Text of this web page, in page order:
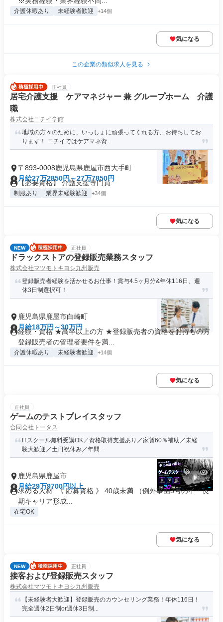
介護休暇あり 未経験者歓迎 +14個
気になる
この企業の類似求人を見る
正社員
居宅介護支援 ケアマネジャー 兼 グループホーム 介護
職
株式会社ニチイ学館
地域の方々のために、いっしょに頑張ってくれる方、お待ちしてお
ります！ ニチイではケアマネ資...
〒893-0008鹿児島県鹿屋市西大手町
月給27万2850円～27万7850円
【必要資格】 介護支援専門員
制服あり 業界未経験歓迎 +34個
気になる
NEW 正社員
ドラックストアの登録販売業務スタッフ
株式会社マツモトキヨシ九州販売
登録販売者経験を活かせるお仕事！賞与4.5ヶ月分&年休116日、週
休3日制選択可！
鹿児島県鹿屋市白崎町
月給18万円～30万円
経験・資格 ★高卒以上の方 ★登録販売者の資格をお持ちの方
登録販売者の管理者要件を満...
介護休暇あり 未経験者歓迎 +14個
気になる
正社員
ゲームのテストプレイスタッフ
合同会社トータス
ITスクール無料受講OK／資格取得支援あり／家賃60％補助／未経
験大歓迎／土日祝休み／年間...
鹿児島県鹿屋市
月給29万9700円以上
求める人材: 《 応募資格 》 40歳未満 （例外事由3号のイ・長
期キャリア形成...
在宅OK
気になる
NEW 正社員
接客および登録販売スタッフ
株式会社マツモトキヨシ九州販売
【未経験者大歓迎】登録販売のカウンセリング業務！年休116日！
完全週休2日制or週休3日制...